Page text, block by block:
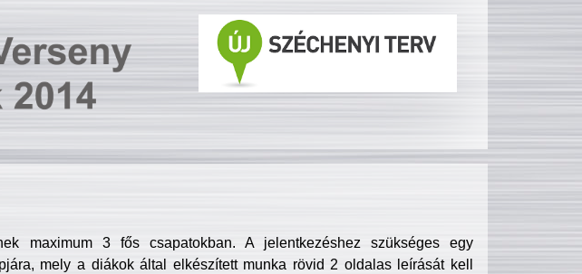
maximum 3 fős csapatokban. A jelentkezéshez szükséges egy
mely a diákok által elkészített munka rövid 2 oldalas leírását kell